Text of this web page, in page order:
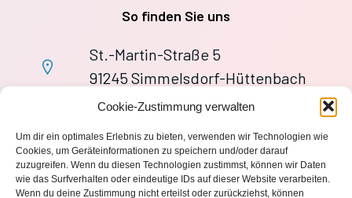
Cookie-Zustimmung verwalten
Um dir ein optimales Erlebnis zu bieten, verwenden wir Technologien wie
Cookies, um Geräteinformationen zu speichern und/oder darauf
zuzugreifen. Wenn du diesen Technologien zustimmst, können wir Daten
wie das Surfverhalten oder eindeutige IDs auf dieser Website verarbeiten.
Wenn du deine Zustimmung nicht erteilst oder zurückziehst, können
So finden Sie uns
St.-Martin-Straße 5
91245 Simmelsdorf-Hüttenbach
+49 9155 9279727
wache113@ff-huettenbach.de